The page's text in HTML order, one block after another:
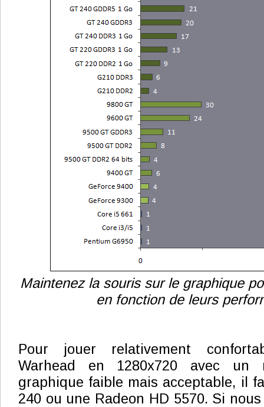
Maintenez la souris sur le graphique
en fonction de leurs
Pour jouer relativement
Warhead en 1280x720 avec un
graphique faible mais acceptable, il
240 ou une Radeon HD 5570. Si